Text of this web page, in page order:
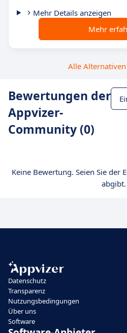
Mehr Details anzeigen
Mehr
Alle
Bewertungen der
Appvizer-
Community (0)
Keine Bewertung. Seien Sie der
abgibt.
Datenschutz
Transparenz
Nutzungsbedingungen
Über uns
Software